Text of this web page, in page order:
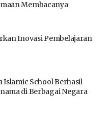
Membacanya
Inovasi Pembelajaran
Islamic School Berhasil
di Berbagai Negara